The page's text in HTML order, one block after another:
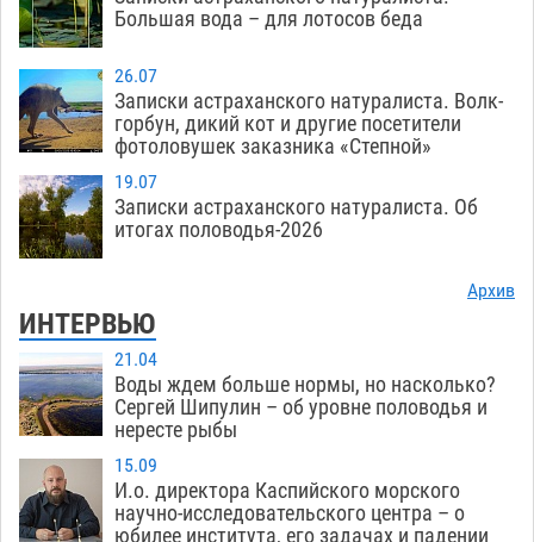
Большая вода – для лотосов беда
26.07
Записки астраханского натуралиста. Волк-
горбун, дикий кот и другие посетители
фотоловушек заказника «Степной»
19.07
Записки астраханского натуралиста. Об
итогах половодья-2026
Архив
ИНТЕРВЬЮ
21.04
Воды ждем больше нормы, но насколько?
Сергей Шипулин – об уровне половодья и
нересте рыбы
15.09
И.о. директора Каспийского морского
научно-исследовательского центра – о
юбилее института, его задачах и падении